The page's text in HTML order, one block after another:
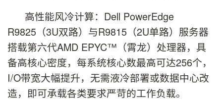
高性能风冷计算：Dell PowerEdge
R9825（3U双路）与R9815（2U单路）服务器
搭载第六代AMD EPYC™（霄龙）处理器，具
备高核心密度，每系统核心数最高可达256个，
I/O带宽大幅提升，无需液冷部署或数据中心改
造，即可承载各类要求严苛的工作负载。